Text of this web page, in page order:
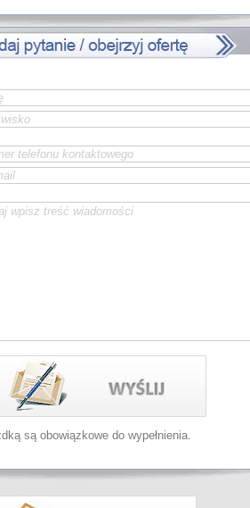
są obowiązkowe do wypełnienia.